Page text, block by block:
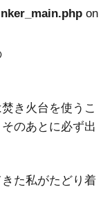
on
き火台を使うこ
のあとに必ず出
た私がたどり着